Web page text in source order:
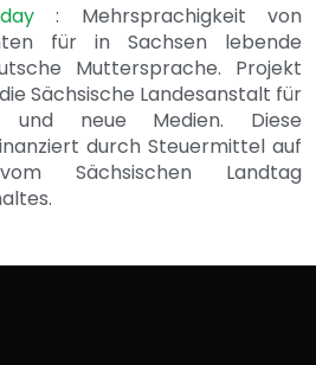
: Mehrsprachigkeit von
für in Sachsen lebende
Muttersprache. Projekt
Sächsische Landesanstalt für
und neue Medien. Diese
durch Steuermittel auf
Sächsischen Landtag